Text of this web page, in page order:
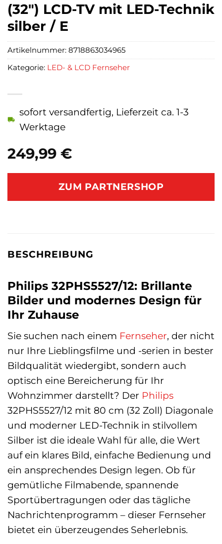
(32″) LCD-TV mit LED-Technik
silber / E
249,99 €
sofort versandfertig, Lieferzeit ca. 1-3
Werktage
ZUM PARTNERSHOP
Artikelnummer: 8718863034965
Kategorie: LED- & LCD Fernseher
BESCHREIBUNG
Philips 32PHS5527/12: Brillante
Bilder und modernes Design für
Ihr Zuhause
Sie suchen nach einem Fernseher, der nicht
nur Ihre Lieblingsfilme und -serien in bester
Bildqualität wiedergibt, sondern auch
optisch eine Bereicherung für Ihr
Wohnzimmer darstellt? Der Philips
32PHS5527/12 mit 80 cm (32 Zoll) Diagonale
und moderner LED-Technik in stilvollem
Silber ist die ideale Wahl für alle, die Wert
auf ein klares Bild, einfache Bedienung und
ein ansprechendes Design legen. Ob für
gemütliche Filmabende, spannende
Sportübertragungen oder das tägliche
Nachrichtenprogramm – dieser Fernseher
bietet ein überzeugendes Seherlebnis.